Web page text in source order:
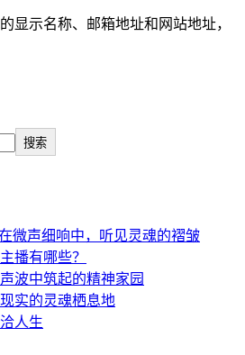
显示名称、邮箱地址和网站地址，
搜索
微声细响中，听见灵魂的褶皱
播有哪些？
波中筑起的精神家园
实的灵魂栖息地
人生